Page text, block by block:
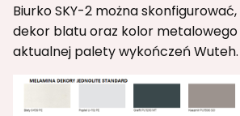
Biurko SKY-2 można
dekor blatu oraz kolor metalowego
aktualnej palety wykończeń Wuteh.